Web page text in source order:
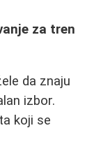
za tren
da znaju
izbor.
koji se